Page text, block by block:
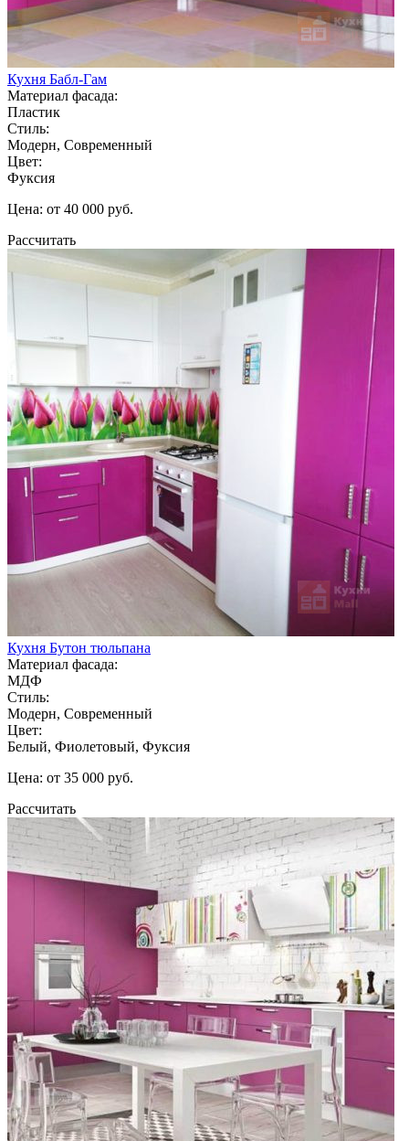
Кухня Бабл-Гам
Материал фасада:
Пластик
Стиль:
Модерн, Современный
Цвет:
Фуксия
Цена: от 40 000 руб.
Рассчитать
Кухня Бутон тюльпана
Материал фасада:
МДФ
Стиль:
Модерн, Современный
Цвет:
Белый, Фиолетовый, Фуксия
Цена: от 35 000 руб.
Рассчитать